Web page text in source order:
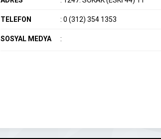
TELEFON : 0 (312) 354 1353
SOSYAL MEDYA :